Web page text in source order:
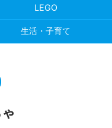
LEGO
生活・子育て